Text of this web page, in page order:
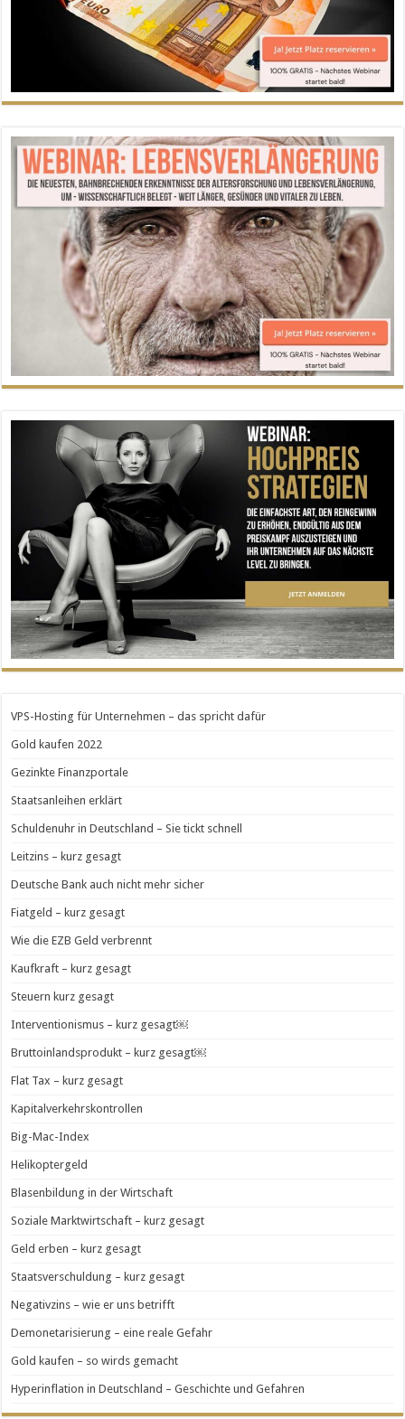
VPS-Hosting für Unternehmen – das spricht dafür
Gold kaufen 2022
Gezinkte Finanzportale
Staatsanleihen erklärt
Schuldenuhr in Deutschland – Sie tickt schnell
Leitzins – kurz gesagt
Deutsche Bank auch nicht mehr sicher
Fiatgeld – kurz gesagt
Wie die EZB Geld verbrennt
Kaufkraft – kurz gesagt
Steuern kurz gesagt
Interventionismus – kurz gesagt￼
Bruttoinlandsprodukt – kurz gesagt￼
Flat Tax – kurz gesagt
Kapitalverkehrskontrollen
Big-Mac-Index
Helikoptergeld
Blasenbildung in der Wirtschaft
Soziale Marktwirtschaft – kurz gesagt
Geld erben – kurz gesagt
Staatsverschuldung – kurz gesagt
Negativzins – wie er uns betrifft
Demonetarisierung – eine reale Gefahr
Gold kaufen – so wirds gemacht
Hyperinflation in Deutschland – Geschichte und Gefahren